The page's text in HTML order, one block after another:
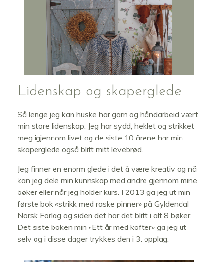
Lidenskap og skaperglede
Så lenge jeg kan huske har garn og håndarbeid vært
min store lidenskap. Jeg har sydd, heklet og strikket
meg igjennom livet og de siste 10 årene har min
skaperglede også blitt mitt levebrød.
Jeg finner en enorm glede i det å være kreativ og nå
kan jeg dele min kunnskap med andre gjennom mine
bøker eller når jeg holder kurs. I 2013 ga jeg ut min
første bok «strikk med raske pinner» på Gyldendal
Norsk Forlag og siden det har det blitt i alt 8 bøker.
Det siste boken min «Ett år med kofter» ga jeg ut
selv og i disse dager trykkes den i 3. opplag.